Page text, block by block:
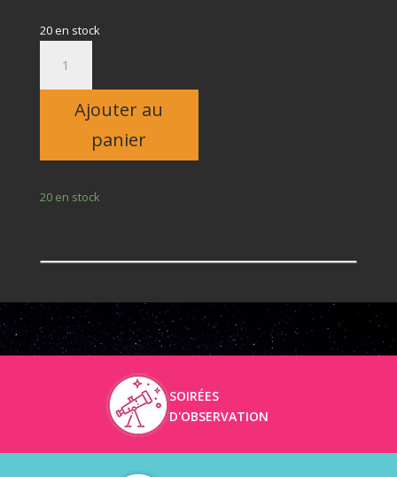
20 en stock
Adulte
Ajouter au
panier
20 en stock
SOIRÉES
D'OBSERVATION